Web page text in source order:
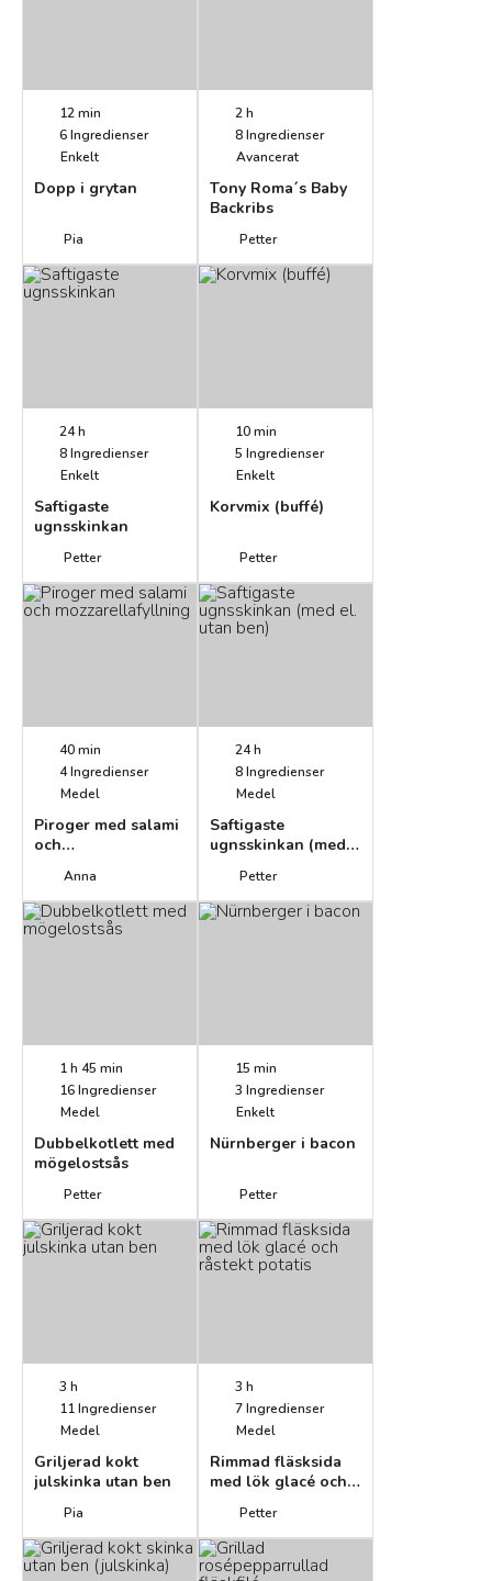
12 min
6Ingredienser
Enkelt
Dopp i grytan
Pia
2 h
8Ingredienser
Avancerat
Tony Roma´s Baby
Backribs
Petter
24 h
8Ingredienser
Enkelt
Saftigaste
ugnsskinkan
Petter
10 min
5 Ingredienser
Enkelt
Korvmix (buffé)
Petter
40 min
4Ingredienser
Medel
Piroger med salami
och
Anna
24 h
8Ingredienser
Medel
Saftigaste
ugnsskinkan (med
Petter
1 h 45 min
16Ingredienser
Medel
Dubbelkotlett med
mögelostsås
Petter
15 min
3 Ingredienser
Enkelt
Nürnberger i bacon
Petter
3 h
11Ingredienser
Medel
Griljerad kokt
julskinka utan ben
Pia
3 h
7Ingredienser
Medel
Rimmad fläsksida
med lök glacé och
Petter